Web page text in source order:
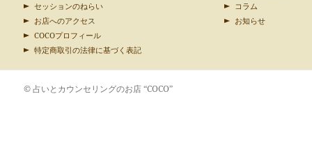
セッションのねらい
お店へのアクセス
COCOプロフィール
コラム
お知らせ
特定商取引の法律に基づく表記
© 占いとカウンセリングのお店 “COCO”